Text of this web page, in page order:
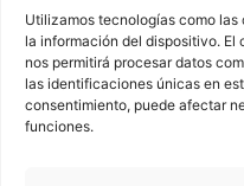
Utilizamos tecnologías como
la información del dispositivo.
nos permitirá procesar datos
las identificaciones únicas en
consentimiento, puede afectar
funciones.
TEMPORADA 2003-04
TEMPORADA 2003-04